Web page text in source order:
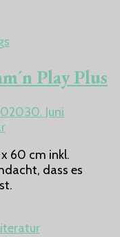
Play Plus
30. Juni
zu
–
Dream
´n
60 cm inkl.
dass es